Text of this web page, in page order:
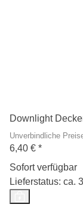
Downlight
Unverbindliche
6,40 € *
Sofort verfügbar
Lieferstatus: ca.